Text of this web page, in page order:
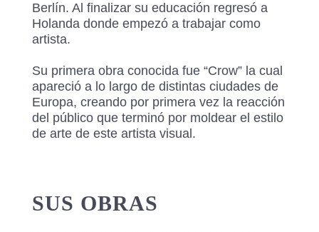
Berlín. Al finalizar su educación regresó a
Holanda donde empezó a trabajar como
artista.
Su primera obra conocida fue “Crow” la cual
apareció a lo largo de distintas ciudades de
Europa, creando por primera vez la reacción
del público que terminó por moldear el estilo
de arte de este artista visual.
SUS OBRAS